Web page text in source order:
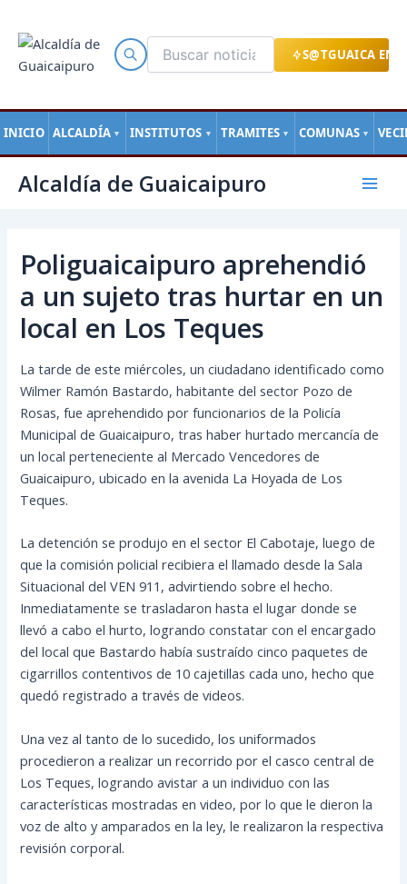
S@TGUAICA EN
INICIO ALCALDÍA ▼ INSTITUTOS ▼ TRAMITES ▼ COMUNAS ▼
contenido
Alcaldía de Guaicaipuro
Main
Poliguaicaipuro aprehendió
a un sujeto tras hurtar en un
local en Los Teques
La tarde de este miércoles, un ciudadano identificado como
Wilmer Ramón Bastardo, habitante del sector Pozo de
Rosas, fue aprehendido por funcionarios de la Policía
Municipal de Guaicaipuro, tras haber hurtado mercancía de
un local perteneciente al Mercado Vencedores de
Guaicaipuro, ubicado en la avenida La Hoyada de Los
Teques.
La detención se produjo en el sector El Cabotaje, luego de
que la comisiónpolicial recibiera el llamado desde la Sala
Situacional del VEN 911, advirtiendo sobre el hecho.
Inmediatamente se trasladaron hasta el lugar donde se
llevó a cabo el hurto, logrando constatar con el encargado
del local que Bastardo había sustraído cinco paquetes de
cigarrillos contentivos de 10 cajetillas cada uno, hecho que
quedó registrado a través de videos.
Una vez al tanto de lo sucedido, los uniformados
procedieron a realizar un recorrido por el casco central de
Los Teques, logrando avistar a un individuo con las
características mostradas en video, por lo que le dieron la
voz de alto y amparados en la ley, le realizaron la respectiva
revisión corporal.
de